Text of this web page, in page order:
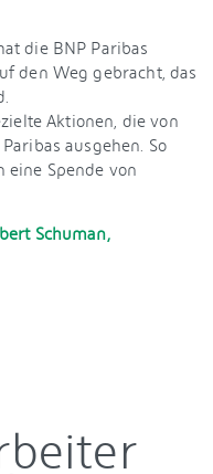
die BNP Paribas
den Weg gebracht, das
Aktionen, die von
ausgehen. So
Spende von
Schuman,